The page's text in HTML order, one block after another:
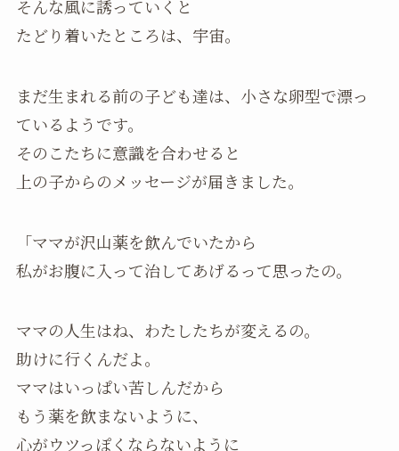
そんな風に誘っていくと
たどり着いたところは、宇宙。
まだ生まれる前の子ども達は、小さな卵型で漂っ
ているようです。
そのこたちに意識を合わせると
上の子からのメッセージが届きました。
「ママが沢山薬を飲んでいたから
私がお腹に入って治してあげるって思ったの。
ママの人生はね、わたしたちが変えるの。
助けに行くんだよ。
ママはいっぱい苦しんだから
もう薬を飲まないように、
心がウツっぽくならないように